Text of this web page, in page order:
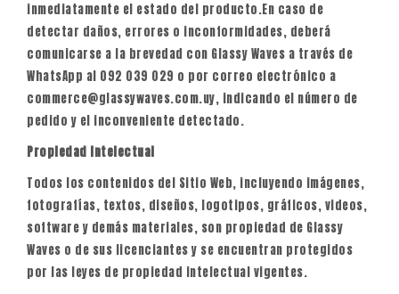
inmediatamente el estado del producto.En caso de
detectar daños, errores o inconformidades, deberá
comunicarse a la brevedad con Glassy Waves a través de
WhatsApp al 092 039 029 o por correo electrónico a
commerce@glassywaves.com.uy, indicando el número de
pedido y el inconveniente detectado.
Propiedad intelectual
Todos los contenidos del Sitio Web, incluyendo imágenes,
fotografías, textos, diseños, logotipos, gráficos, videos,
software y demás materiales, son propiedad de Glassy
Waves o de sus licenciantes y se encuentran protegidos
por las leyes de propiedad intelectual vigentes.